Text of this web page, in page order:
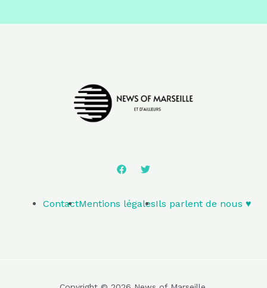
ContactMentions légalesIls parlent de nous ♥️